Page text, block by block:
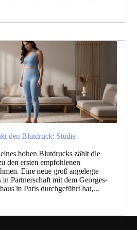
den Blutdruck: Studie
hohen Blutdrucks zählt die
den ersten empfohlenen
Eine neue groß angelegte
Partnerschaft mit dem Georges-
in Paris durchgeführt hat,...